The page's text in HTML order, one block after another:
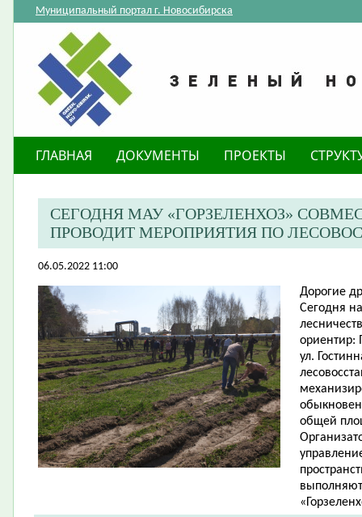
Муниципальный портал г. Новосибирска
ГЛАВНАЯ ДОКУМЕНТЫ ПРОЕКТЫ
СЕГОДНЯ МАУ «ГОРЗЕЛЕНХОЗ»
ПРОВОДИТ МЕРОПРИЯТИЯ ПО
06.05.2022 11:00
Дорогие
Сегодня
ориентир:
ул.
общей